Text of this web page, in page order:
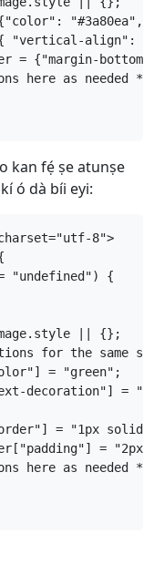
kan fẹ́ ṣe atunṣe
ó dà bíi eyi:
8">